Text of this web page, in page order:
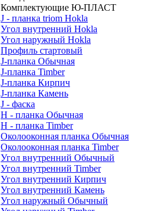
Комплектующие Ю-ПЛАСТ
J - планка triom Hokla
Угол внутренний Hokla
Угол наружный Hokla
Профиль стартовый
J-планка Обычная
J-планка Timber
J-планка Кирпич
J-планка Камень
J - фаска
Н - планка Обычная
Н - планка Timber
Околооконная планка Обычная
Околооконная планка Timber
Угол внутренний Обычный
Угол внутренний Timber
Угол внутренний Кирпич
Угол внутренний Камень
Угол наружный Обычный